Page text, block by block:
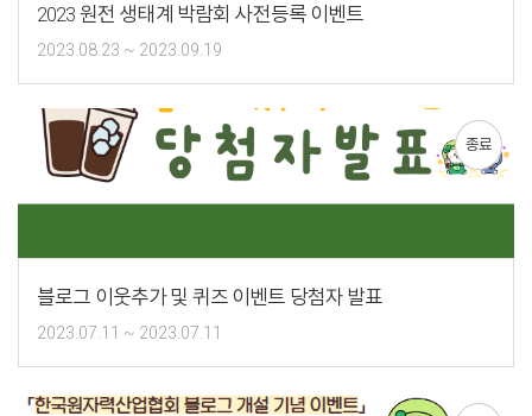
2023 원전 생태계 박람회 사전등록 이벤트
2023.08.23 ~ 2023.09.19
블로그 이웃추가 및 퀴즈 이벤트 당첨자 발표
2023.07.11 ~ 2023.07.11
종료